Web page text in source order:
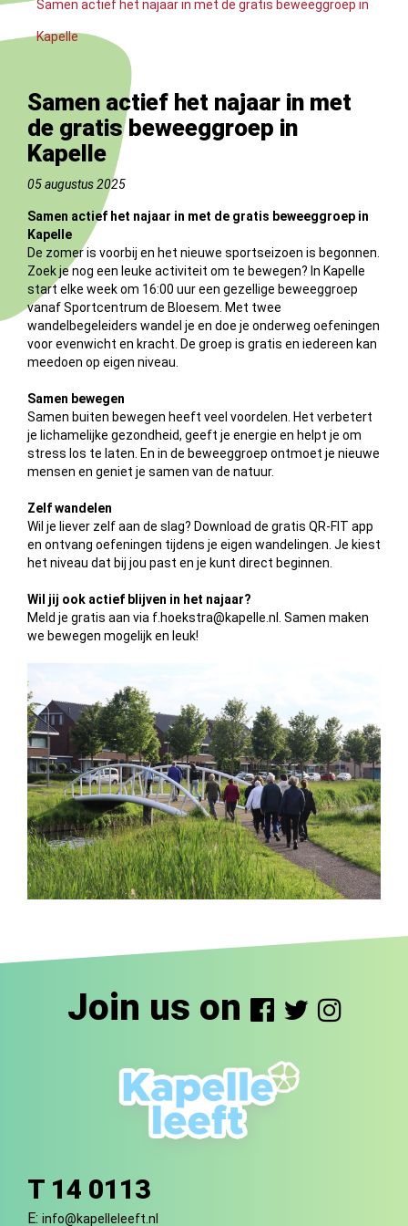
Samen actief het najaar in met de gratis beweeggroep in
Kapelle
Samen actief het najaar in met
de gratis beweeggroep in
Kapelle
05 augustus 2025
Samen actief het najaar in met de gratis beweeggroep in
Kapelle
De zomer is voorbij en het nieuwe sportseizoen is begonnen.
Zoek je nog een leuke activiteit om te bewegen? In Kapelle
start elke week om 16:00 uur een gezellige beweeggroep
vanaf Sportcentrum de Bloesem. Met twee
wandelbegeleiders wandel je en doe je onderweg oefeningen
voor evenwicht en kracht. De groep is gratis en iedereen kan
meedoen op eigen niveau.
Samen bewegen
Samen buiten bewegen heeft veel voordelen. Het verbetert
je lichamelijke gezondheid, geeft je energie en helpt je om
stress los te laten. En in de beweeggroep ontmoet je nieuwe
mensen en geniet je samen van de natuur.
Zelf wandelen
Wil je liever zelf aan de slag? Download de gratis QR-FIT app
en ontvang oefeningen tijdens je eigen wandelingen. Je kiest
het niveau dat bij jou past en je kunt direct beginnen.
Wil jij ook actief blijven in het najaar?
Meld je gratis aan via f.hoekstra@kapelle.nl. Samen maken
we bewegen mogelijk en leuk!
Join us on
T 14 0113
E: info@kapelleleeft.nl